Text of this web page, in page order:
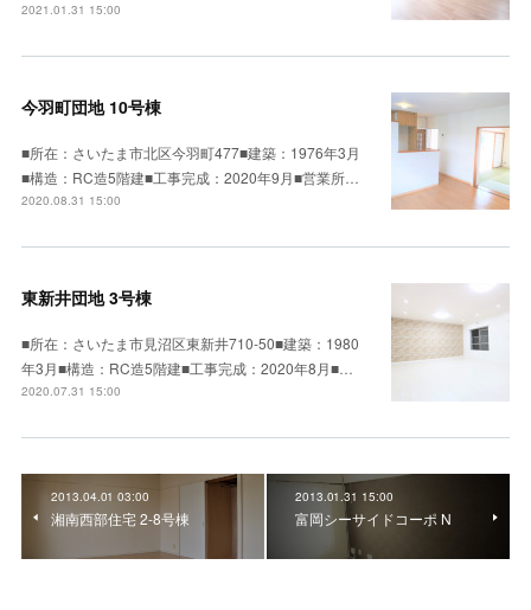
2021.01.31 15:00
今羽町団地 10号棟
■所在：さいたま市北区今羽町477■建築：1976年3月
■構造：RC造5階建■工事完成：2020年9月■営業所…
2020.08.31 15:00
東新井団地 3号棟
■所在：さいたま市見沼区東新井710-50■建築：1980
年3月■構造：RC造5階建■工事完成：2020年8月■…
2020.07.31 15:00
2013.04.01 03:00
湘南西部住宅 2-8号棟
2013.01.31 15:00
富岡シーサイドコーポ N